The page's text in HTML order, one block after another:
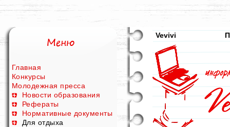
Главная
Конкурсы
Молодежная пресса
Новости образования
Рефераты
Нормативные документы
Для отдыха
Vevivi